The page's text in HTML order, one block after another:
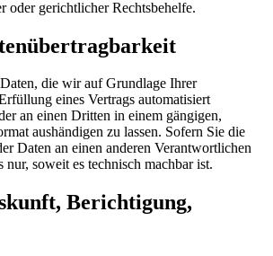
oder gerichtlicher Rechtsbehelfe.
die wir auf Grundlage Ihrer
eines Vertrags automatisiert
an einen Dritten in einem gängigen,
aushändigen zu lassen. Sofern Sie die
Daten an einen anderen Verantwortlichen
soweit es technisch machbar ist.
Berichtigung,